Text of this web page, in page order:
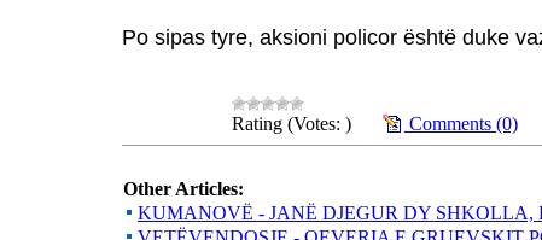
Po sipas tyre, aksioni policor është duke
Rating (Votes: ) Comments (0)
Other Articles:
KUMANOVË - JANË DJEGUR DY SHKOLLA,